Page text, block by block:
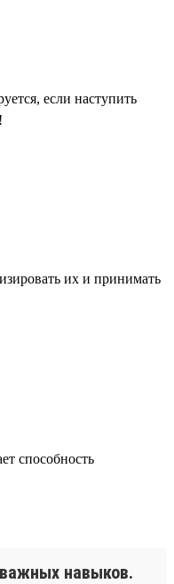
если наступить
их и принимать
способность
навыков.